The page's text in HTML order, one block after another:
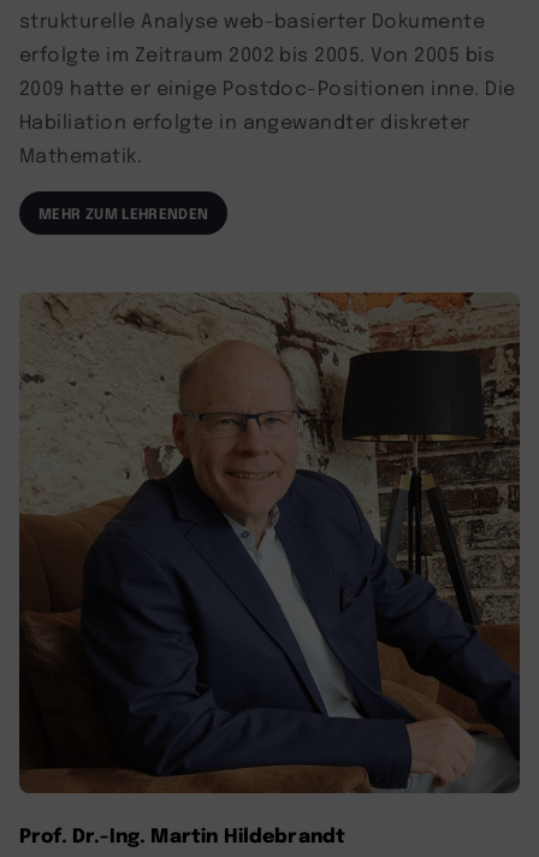
strukturelle Analyse web-basierter Dokumente
erfolgte im Zeitraum 2002 bis 2005. Von 2005 bis
2009 hatte er einige Postdoc-Positionen inne. Die
Habiliation erfolgte in angewandter diskreter
Mathematik.
MEHR ZUM LEHRENDEN
Prof. Dr.-Ing. Martin Hildebrandt